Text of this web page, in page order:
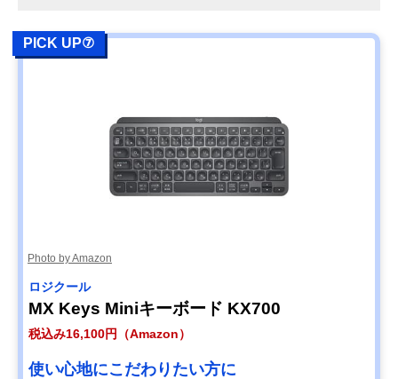
PICK UP⑦
Photo by Amazon
ロジクール
MX Keys Miniキーボード KX700
税込み16,100円（Amazon）
使い心地にこだわりたい方に